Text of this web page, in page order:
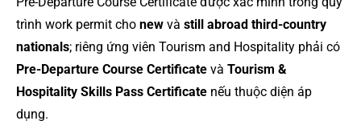
trình work permit cho new và still abroad third-country
nationals; riêng ứng viên Tourism and Hospitality phải có
Pre-Departure Course Certificate và Tourism &
Hospitality Skills Pass Certificate nếu thuộc diện áp
dụng.